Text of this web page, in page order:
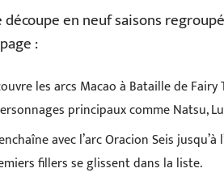
en neuf saisons
:
les arcs Macao à Bataille de
principaux comme Natsu,
avec l’arc Oracion Seis jusqu’à
fillers se glissent dans la liste.